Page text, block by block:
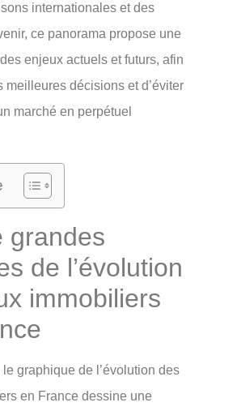
internationales et des
ce panorama propose une
enjeux actuels et futurs, afin
meilleures décisions et d’éviter
marché en perpétuel
grandes
de l’évolution
immobiliers
graphique de l’évolution des
en France dessine une